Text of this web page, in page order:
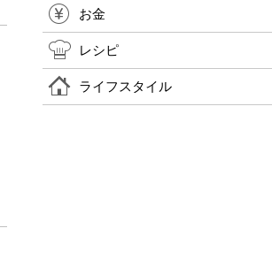
お金
レシピ
ライフスタイル